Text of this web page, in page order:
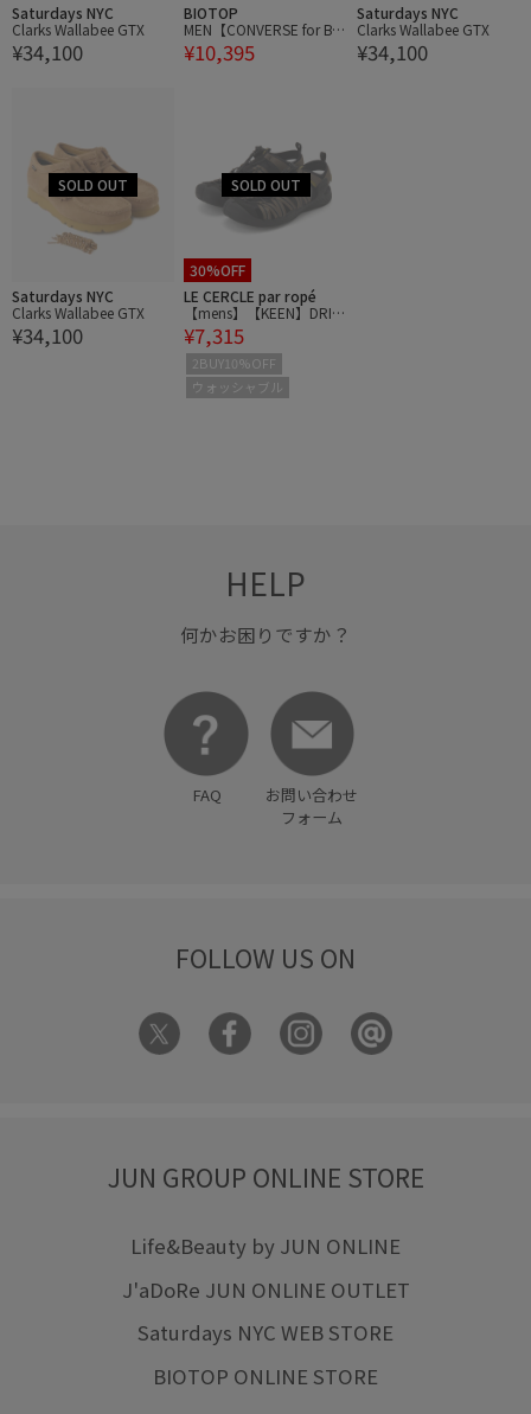
Saturdays NYC
Clarks Wallabee GTX
¥34,100
BIOTOP
MEN【CONVERSE for BI
OTOP】 ALL STAR (R) LIF
TED OX / BT
¥10,395
Saturdays NYC
Clarks Wallabee GTX
¥34,100
Saturdays NYC
Clarks Wallabee GTX
¥34,100
30%OFF
LE CERCLE par ropé
【mens】【KEEN】DRIF
T CREEK H2/ドリフト ク
リーク エイチツー
¥7,315
2BUY10%OFF
ウォッシャブル
HELP
何かお困りですか？
FAQ
お問い合わせ
フォーム
FOLLOW US ON
JUN GROUP ONLINE STORE
Life&Beauty by JUN ONLINE
J'aDoRe JUN ONLINE OUTLET
Saturdays NYC WEB STORE
BIOTOP ONLINE STORE